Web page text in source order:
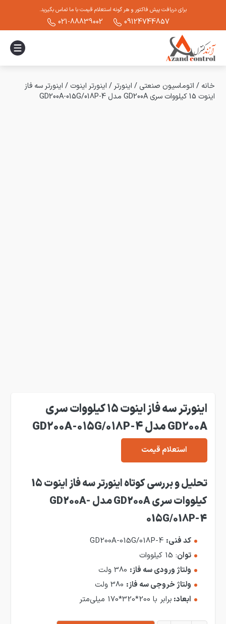
برای دریافت پیش فاکتور و هر گونه استعلام قیمت با ما تماس بگیرید.
09124744857
021-88839002
خانه / اتوماسیون صنعتی / اینورتر / اینورتر اینوت / اینورتر سه فاز
اینوت 15 کیلووات سری GD200A مدل GD200A-015G/018P-4
اینورتر سه فاز اینوت 15 کیلووات سری
GD200A مدل GD200A-015G/018P-4
استعلام قیمت
تحلیل
و بررسی کوتاه اینورتر سه فاز اینوت 15
کیلووات سری GD200A مدل GD200A-
015G/018P-4
کد فنی: GD200A-015G/018P-4
توان: 15 کیلووات
ولتاژ ورودی سه فاز:
ولتاژ خروجی سه فاز:
ابعاد: برابر با 200*320*170 میلی‌متر